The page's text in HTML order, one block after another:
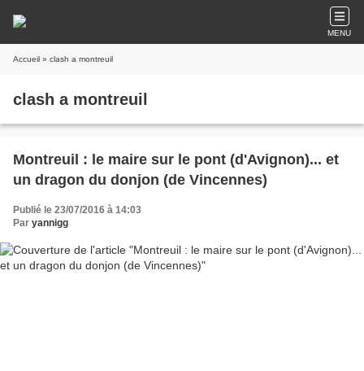
MENU
Accueil » clash a montreuil
clash a montreuil
Montreuil : le maire sur le pont (d'Avignon)... et
un dragon du donjon (de Vincennes)
Publié le 23/07/2016 à 14:03
Par yannigg